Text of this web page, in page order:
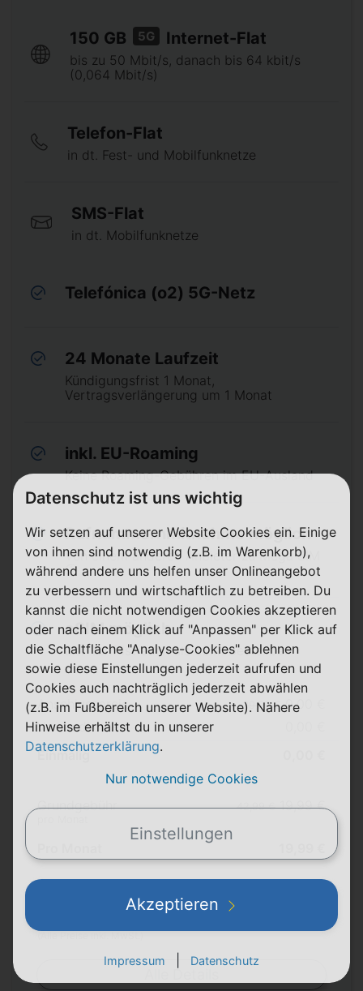
150 GB 5G Internet-Flat
bis zu 50 Mbit/s, danach bis 64 kbit/s
(0,064 Mbit/s)
Telefon-Flat
in dt. Fest- und Mobilfunknetze
SMS-Flat
in dt. Mobilfunknetze
Telefónica (o2) 5G-Netz
24 Monate Laufzeit
Kündigungsfrist 1 Monat,
Vertragsverlängerung um 1 Monat
inkl. EU-Roaming
Keine Roaming-Gebühren im EU-Ausland
Rufnummernmitnahme möglich
Von einem anderen Anbieter zu Mega SIM
ⓘ
eSIM möglich
Der Tarif ist auch als eSIM bestellbar
Anschlusspreis 39,99 €0,00 €
Versandkosten
Einmalig
Grundgebühr 42,99 €19,99 €
Durchschnitt pro Monat
Datenschutz ist uns wichtig
Wir setzen auf unserer Website Cookies ein. Einige
von ihnen sind notwendig (z.B. im Warenkorb),
während andere uns helfen unser Onlineangebot
zu verbessern und wirtschaftlich zu betreiben. Du
kannst die nicht notwendigen Cookies akzeptieren
oder nach einem Klick auf "Anpassen" per Klick auf
die Schaltfläche "Analyse-Cookies" ablehnen
sowie diese Einstellungen jederzeit aufrufen und
Cookies auch nachträglich jederzeit abwählen
(z.B. im Fußbereich unserer Website). Nähere
Hinweise erhältst du in unserer
Datenschutzerklärung.
Nur notwendige Cookies
Einstellungen
Akzeptieren
Impressum Datenschutz